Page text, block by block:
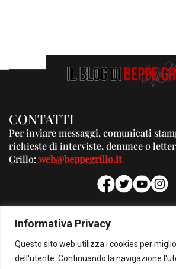
Informativa Privacy
Questo sito web utilizza i cookies per
dell'utente. Continuando la navigazione
CONTATTI
Per inviare messaggi, comunicati
richieste di interviste, denunce o
Grillo:web@beppegrillo.it
Per la tua